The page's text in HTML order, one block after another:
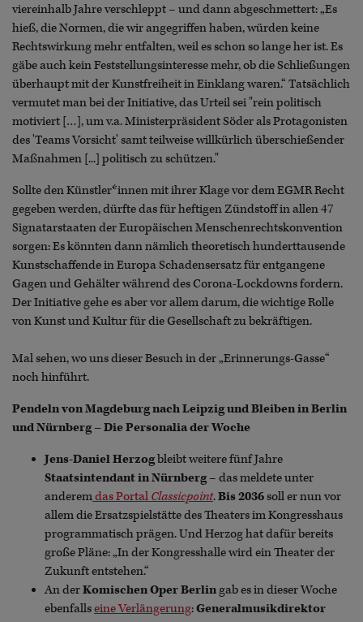
viereinhalb Jahre verschleppt – und dann abgeschmettert: „Es
hieß, die Normen, die wir angegriffen haben, würden keine
Rechtswirkung mehr entfalten, weil es schon so lange her ist. Es
gäbe auch kein Feststellungsinteresse mehr, ob die Schließungen
überhaupt mit der Kunstfreiheit in Einklang waren.“ Tatsächlich
vermutet man bei der Initiative, das Urteil sei "rein politisch
motiviert […], um v.a. Ministerpräsident Söder als Protagonisten
des 'Teams Vorsicht' samt teilweise willkürlich überschießender
Maßnahmen [...] politisch zu schützen."
Sollte den Künstler*innen mit ihrer Klage vor dem EGMR Recht
gegeben werden, dürfte das für heftigen Zündstoff in allen 47
Signatarstaaten der Europäischen Menschenrechtskonvention
sorgen: Es könnten dann nämlich theoretisch hunderttausende
Kunstschaffende in Europa Schadensersatz für entgangene
Gagen und Gehälter während des Corona-Lockdowns fordern.
Der Initiative gehe es aber vor allem darum, die wichtige Rolle
von Kunst und Kultur für die Gesellschaft zu bekräftigen.
Mal sehen, wo uns dieser Besuch in der „Erinnerungs-Gasse“
noch hinführt.
Pendeln von Magdeburg nach Leipzig und Bleiben in Berlin
und Nürnberg – Die Personalia der Woche
Jens-Daniel Herzogbleibt weitere fünf Jahre
Staatsintendant in Nürnberg– das meldete unter
anderemdas Portal Classicpoint.Bis 2036soll er nun vor
allem die Ersatzspielstätte des Theaters im Kongresshaus
programmatisch prägen. Und Herzog hat dafür bereits
große Pläne: „In der Kongresshalle wird ein Theater der
Zukunft entstehen.“
An derKomischen Oper Berlingab es in dieser Woche
ebenfallseine Verlängerung:Generalmusikdirektor